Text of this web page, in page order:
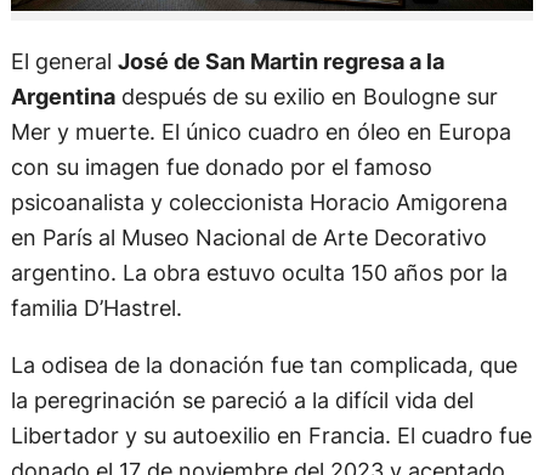
El general José de San Martin regresa a la
Argentinadespués de su exilio en Boulogne sur
Mer y muerte. El único cuadro en óleo en Europa
con su imagen fue donado por el famoso
psicoanalista y coleccionista Horacio Amigorena
en París al Museo Nacional de Arte Decorativo
argentino. La obra estuvo oculta 150 años por la
familia D’Hastrel.
La odisea de la donación fue tan complicada, que
la peregrinación se pareció a la difícil vida del
Libertador y su autoexilio en Francia. El cuadro fue